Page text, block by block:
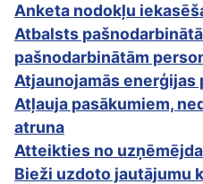
Anketa nodokļu
Atbalsts
pašnodarbinātām
Atjaunojamās
Atļauja pasākumiem,
atruna
Atteikties no
Bieži uzdoto jautājumu